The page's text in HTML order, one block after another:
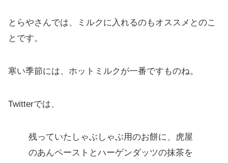
とらやさんでは、ミルクに入れるのもオススメとのこ
とです。
寒い季節には、ホットミルクが一番ですものね。
Twitterでは、
残っていたしゃぶしゃぶ用のお餅に、虎屋
のあんペーストとハーゲンダッツの抹茶を